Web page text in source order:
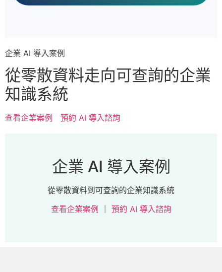
企業 AI 導入案例
從零散資料走向可查詢的企業
知識系統
查看企業案例 預約 AI 導入諮詢
企業 AI 導入案例
從零散資料到可查詢的企業知識系統
查看企業案例
預約 AI 導入諮詢